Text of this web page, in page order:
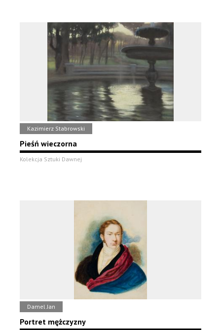
Kazimierz Stabrowski
Pieśń wieczorna
Kolekcja Sztuki Dawnej
Damel Jan
Portret mężczyzny